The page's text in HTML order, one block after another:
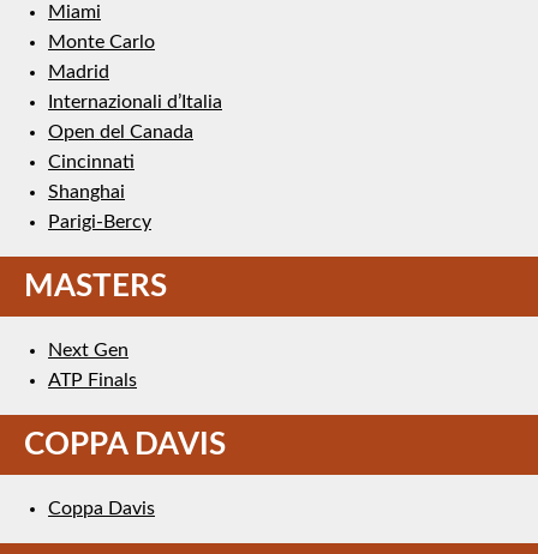
Miami
Monte Carlo
Madrid
Internazionali d’Italia
Open del Canada
Cincinnati
Shanghai
Parigi-Bercy
MASTERS
Next Gen
ATP Finals
COPPA DAVIS
Coppa Davis